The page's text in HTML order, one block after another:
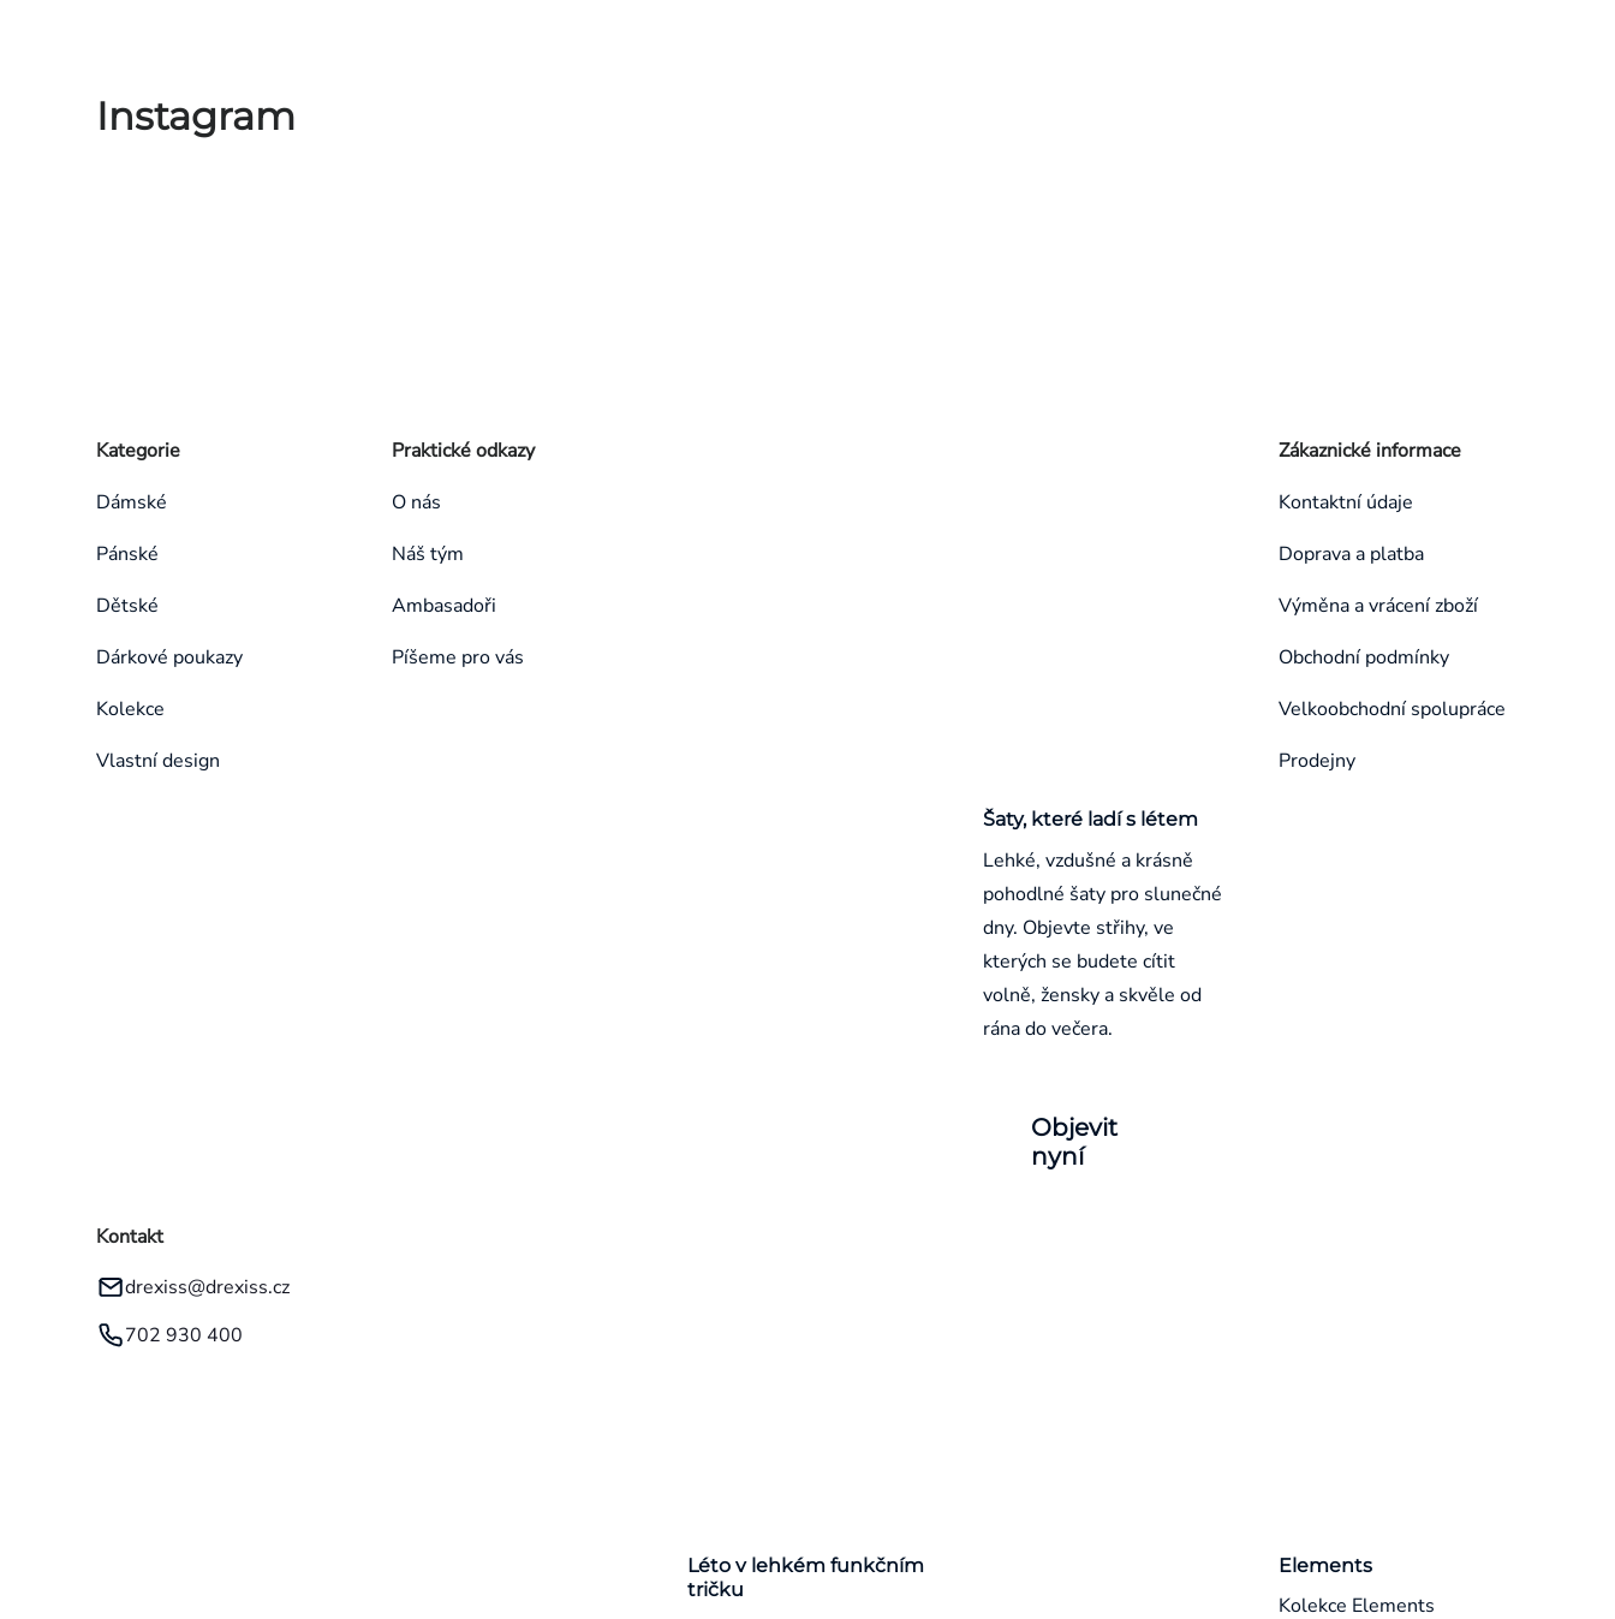
Instagram
kategorie
Kategorie
Dámské
Pánské
Dětské
Dárkové poukazy
Kolekce
Vlastní design
Praktické odkazy
O nás
Náš tým
Ambasadoři
Píšeme pro vás
Šaty, které ladí s létem
Lehké, vzdušné a krásně
pohodlné šaty pro slunečné
dny. Objevte střihy, ve
kterých se budete cítit
volně, žensky a skvěle od
rána do večera.
Objevit
nyní
Zákaznické informace
Kontaktní údaje
Doprava a platba
Výměna a vrácení zboží
Obchodní podmínky
Velkoobchodní spolupráce
Prodejny
Kontakt
drexiss@drexiss.cz
702 930 400
Léto v lehkém funkčním
tričku
Elements
Kolekce Elements